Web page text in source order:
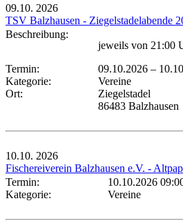
09.10. 2026
TSV Balzhausen - Ziegelstadelabende
Beschreibung:
jeweils von 21:00
Termin:
09.10.2026 –
Kategorie:
Vereine
Ort:
Ziegelstadel
86483 Balzhausen
10.10. 2026
Fischereiverein Balzhausen e.V. -
Termin:
10.10.2026
Kategorie:
Vereine